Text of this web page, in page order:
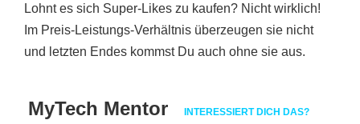
Lohnt es sich Super-Likes zu kaufen? Nicht wirklich!
Im Preis-Leistungs-Verhältnis überzeugen sie nicht
und letzten Endes kommst Du auch ohne sie aus.
MyTech Mentor INTERESSIERT DICH DAS?